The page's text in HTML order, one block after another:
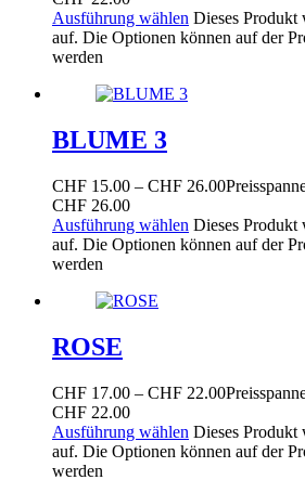
Ausführung wählen Dieses Produkt
auf. Die Optionen können auf der
werden
BLUME 3
CHF 15.00 – CHF 26.00
CHF 26.00
Ausführung wählen Dieses Produkt
auf. Die Optionen können auf der
werden
ROSE
CHF 17.00 – CHF 22.00
CHF 22.00
Ausführung wählen Dieses Produkt
auf. Die Optionen können auf der
werden